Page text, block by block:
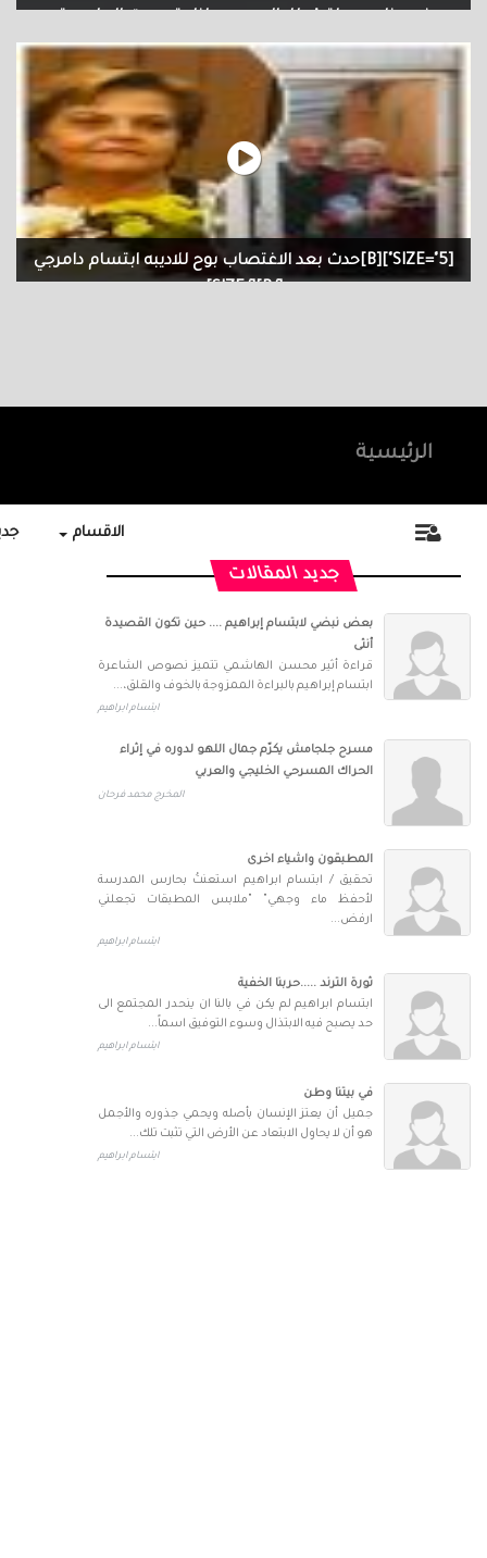
ابتسامة بيكاسو مع النجم محمد عطا سعيد مع حامد علي في برنامج
رحلة قطار العمر من إذاعة صوت العاصمة
[SIZE="5"][B]حدث بعد الاغتصاب بوح للاديبه ابتسام دامرجي
الرئيسية
الاقسام
جديد المقالات
بعض نبضي لابتسام إبراهيم .... حين تكون القصيدة
أنثى
قراءة أثير محسن الهاشمي تتميز نصوص الشاعرة
ابتسام إبراهيم بالبراءة الممزوجة بالخوف والقلق،...
ابتسام ابراهيم
مسرح جلجامش يكرّم جمال اللهو لدوره في إثراء
الحراك المسرحي الخليجي والعربي
المخرج محمد فرحان
المطبقون واشياء اخرى
تحقيق / ابتسام ابراهيم استعنتُ بحارس المدرسة
لأحفظ ماء وجهي" "ملابس المطبقات تجعلني
ارفض...
ابتسام ابراهيم
ثورة الترند .....حربنا الخفية
ابتسام ابراهيم لم يكن في بالنا ان ينحدر المجتمع الى
حد يصبح فيه الابتذال وسوء التوفيق اسماً...
ابتسام ابراهيم
في بيتنا وطن
جميل أن يعتز الإنسان بأصله ويحمي جذوره والأجمل
هو أن لا يحاول الابتعاد عن الأرض التي تثبت تلك...
ابتسام ابراهيم